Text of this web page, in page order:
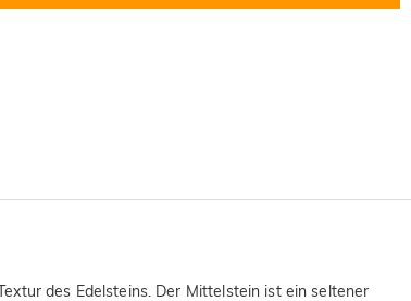
des Edelsteins. Der Mittelstein ist ein seltener